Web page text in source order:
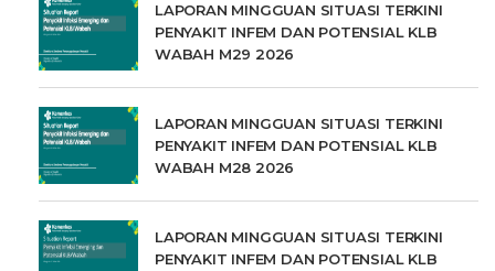
LAPORAN MINGGUAN SITUASI TERKINI
PENYAKIT INFEM DAN POTENSIAL KLB
WABAH M29 2026
LAPORAN MINGGUAN SITUASI TERKINI
PENYAKIT INFEM DAN POTENSIAL KLB
WABAH M28 2026
LAPORAN MINGGUAN SITUASI TERKINI
PENYAKIT INFEM DAN POTENSIAL KLB